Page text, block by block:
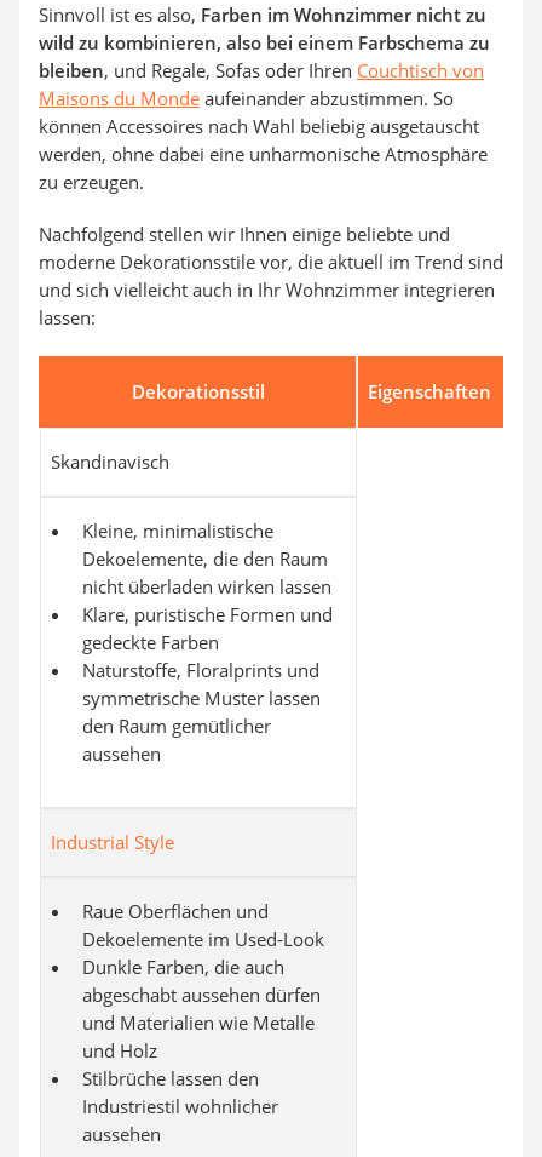
Sinnvoll ist es also, Farben im Wohnzimmer nicht zu
wild zu kombinieren, also bei einem Farbschema zu
bleiben, und Regale, Sofas oder Ihren Couchtisch von
Maisons du Monde aufeinander abzustimmen. So
können Accessoires nach Wahl beliebig ausgetauscht
werden, ohne dabei eine unharmonische Atmosphäre
zu erzeugen.
Nachfolgend stellen wir Ihnen einige beliebte und
moderne Dekorationsstile vor, die aktuell im Trend sind
und sich vielleicht auch in Ihr Wohnzimmer integrieren
lassen:
Dekorationsstil Eigenschaften
Skandinavisch
Kleine, minimalistische
Dekoelemente, die den Raum
nicht überladen wirken lassen
Klare, puristische Formen und
gedeckte Farben
Naturstoffe, Floralprints und
symmetrische Muster lassen
den Raum gemütlicher
aussehen
Industrial Style
Raue Oberflächen und
Dekoelemente im Used-Look
Dunkle Farben, die auch
abgeschabt aussehen dürfen
und Materialien wie Metalle
und Holz
Stilbrüche lassen den
Industriestil wohnlicher
aussehen